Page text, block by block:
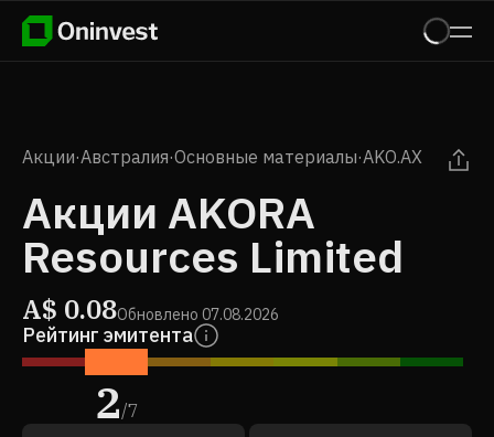
Акции·Австралия·Основные материалы·AKO.AX
Акции AKORA
Resources Limited
A$ 0.08Обновлено 07.08.2026
Рейтинг эмитента
2/7